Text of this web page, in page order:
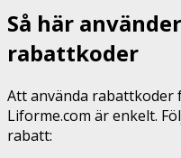
Så här
rabattkoder
Att använda rabattkoder
Liforme.com är enkelt.
rabatt: